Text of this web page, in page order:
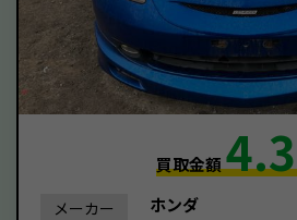
買取金額4.3
メーカー ホンダ